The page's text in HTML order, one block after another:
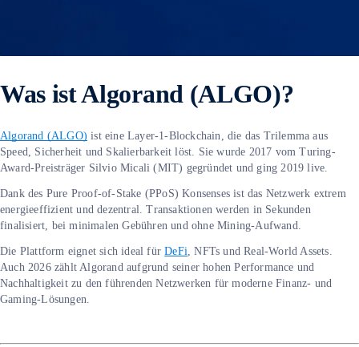
Was ist Algorand (ALGO)?
Algorand (ALGO) ist eine Layer-1-Blockchain, die das Trilemma aus
Speed, Sicherheit und Skalierbarkeit löst. Sie wurde 2017 vom Turing-
Award-Preisträger Silvio Micali (MIT) gegründet und ging 2019 live.
Dank des Pure Proof-of-Stake (PPoS) Konsenses ist das Netzwerk extrem
energieeffizient und dezentral. Transaktionen werden in Sekunden
finalisiert, bei minimalen Gebühren und ohne Mining-Aufwand.
Die Plattform eignet sich ideal fürDeFi , NFTs und Real-World Assets.
Auch 2026 zählt Algorand aufgrund seiner hohen Performance und
Nachhaltigkeit zu den führenden Netzwerken für moderne Finanz- und
Gaming-Lösungen.